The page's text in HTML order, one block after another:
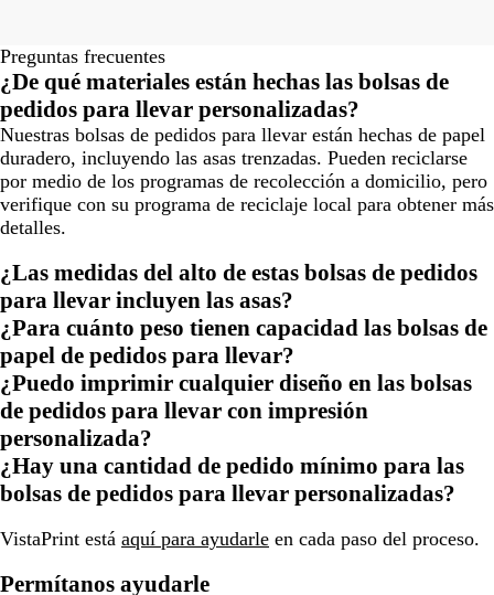
Preguntas frecuentes
¿De qué materiales están hechas las bolsas de
pedidos para llevar personalizadas?
Nuestras bolsas de pedidos para llevar están hechas de papel
duradero, incluyendo las asas trenzadas. Pueden reciclarse
por medio de los programas de recolección a domicilio, pero
verifique con su programa de reciclaje local para obtener más
detalles.
¿Las medidas del alto de estas bolsas de pedidos
para llevar incluyen las asas?
¿Para cuánto peso tienen capacidad las bolsas de
papel de pedidos para llevar?
¿Puedo imprimir cualquier diseño en las bolsas
de pedidos para llevar con impresión
personalizada?
¿Hay una cantidad de pedido mínimo para las
bolsas de pedidos para llevar personalizadas?
VistaPrint está aquí para ayudarle en cada paso del proceso.
Permítanos ayudarle